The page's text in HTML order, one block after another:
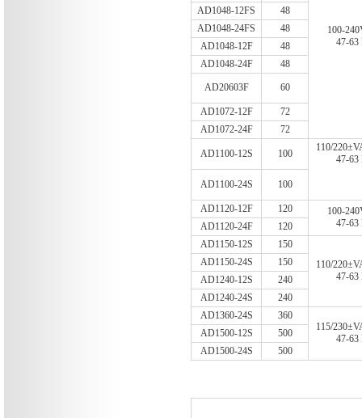
100-
47-63
AD1048-12FS
48
AD1048-24FS
48
AD1048-12F
48
AD1048-24F
48
AD20603F 60
AD1072-12F
72
AD1072-24F
72
AD1100-12S 100
110/
47-63
AD1100-24S 100
AD1120-12F 120
100-
47-63
AD1120-24F
120
AD1150-12S
150
110/
47-63
AD1150-24S
150
AD1240-12S
240
AD1240-24S
240
AD1360-24S
360
115/
47-63
AD1500-12S
500
AD1500-24S
500